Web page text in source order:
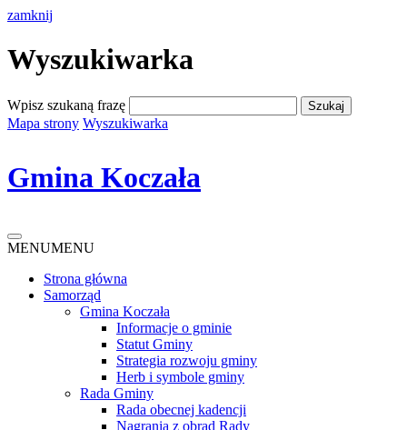
zamknij
Wyszukiwarka
Wpisz szukaną frazę
Mapa strony Wyszukiwarka
Gmina Koczała
MENUMENU
Strona główna
Samorząd
Gmina Koczała
Informacje o gminie
Statut Gminy
Strategia rozwoju gminy
Herb i symbole gminy
Rada Gminy
Rada obecnej kadencji
Nagrania z obrad Rady